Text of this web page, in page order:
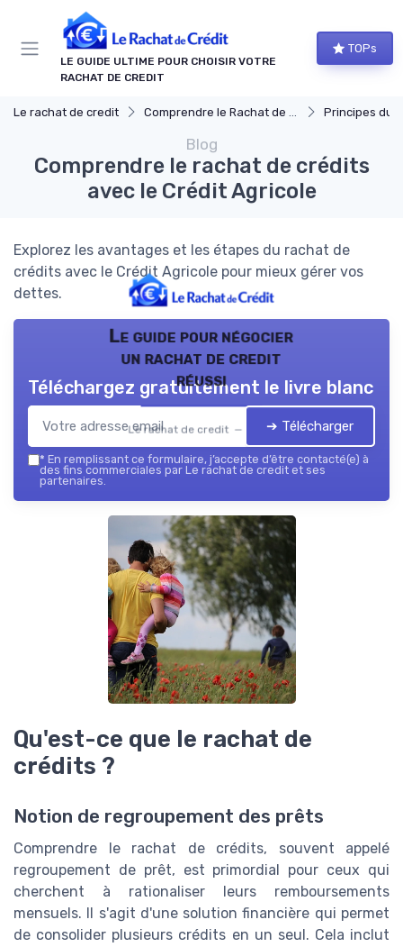
LE GUIDE ULTIME POUR CHOISIR VOTRE
RACHAT DE CREDIT
TOPs
Le rachat de credit Comprendre le Rachat de Crédit Principes du
Blog
Comprendre le rachat de crédits
avec le Crédit Agricole
Explorez les avantages et les étapes du rachat de
crédits avec le Crédit Agricole pour mieux gérer vos
dettes.
Le guide pour négocier
un rachat de credit
réussi
Le rachat de credit — 2026
Téléchargez gratuitement le livre blanc
➔ Télécharger
* En remplissant ce formulaire, j’accepte d’être contacté(e) à
des fins commerciales par Le rachat de credit et ses
partenaires.
Qu'est-ce que le rachat de
crédits ?
Notion de regroupement des prêts
Comprendre le rachat de crédits, souvent appelé
regroupement de prêt, est primordial pour ceux qui
cherchent à rationaliser leurs remboursements
mensuels. Il s'agit d'une solution financière qui permet
de consolider plusieurs crédits en un seul. Cela inclut
Panneau de gestion des cookies